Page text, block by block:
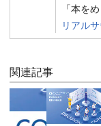
「本を
リアル
関連記事